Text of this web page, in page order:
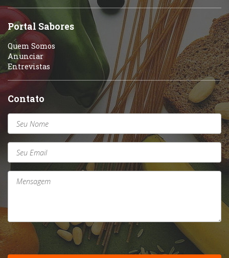
Portal Sabores
Quem Somos
Anunciar
Entrevistas
Contato